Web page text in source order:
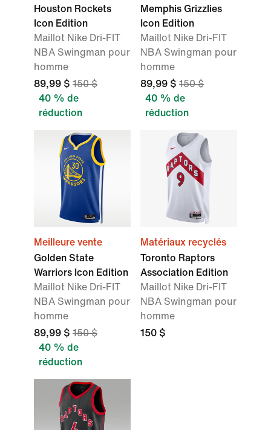
Houston Rockets
Icon Edition
Maillot Nike Dri-FIT
NBA Swingman pour
homme
89,99 $ 150 $
40 % de
réduction
Memphis Grizzlies
Icon Edition
Maillot Nike Dri-FIT
NBA Swingman pour
homme
89,99 $ 150 $
40 % de
réduction
Meilleure vente
Golden State
Warriors Icon Edition
Maillot Nike Dri-FIT
NBA Swingman pour
homme
89,99 $ 150 $
40 % de
réduction
Matériaux recyclés
Toronto Raptors
Association Edition
Maillot Nike Dri-FIT
NBA Swingman pour
homme
150 $